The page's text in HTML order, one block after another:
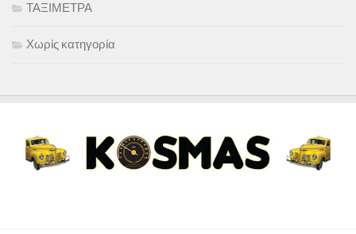
ΤΑΞΙΜΕΤΡΑ
Χωρίς κατηγορία